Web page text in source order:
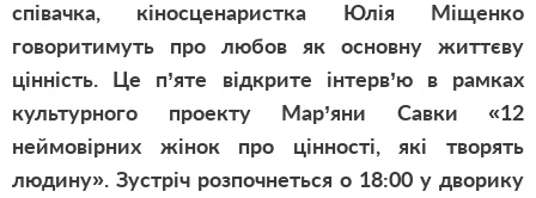
співачка, кіносценаристка Юлія Міщенко
говоритимуть про любов як основну життєву
цінність. Це п’яте відкрите інтерв’ю в рамках
культурного проекту Мар’яни Савки «12
неймовірних жінок про цінності, які творять
людину». Зустріч розпочнеться о 18:00 у дворику